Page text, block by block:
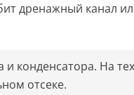
дренажный канал
конденсатора. На
отсеке.